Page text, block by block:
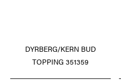
DYRBERG/KERN BUD
TOPPING 351359